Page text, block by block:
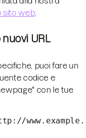
sito web
URL
puoi fare un
codice e
con le tue
www.example.